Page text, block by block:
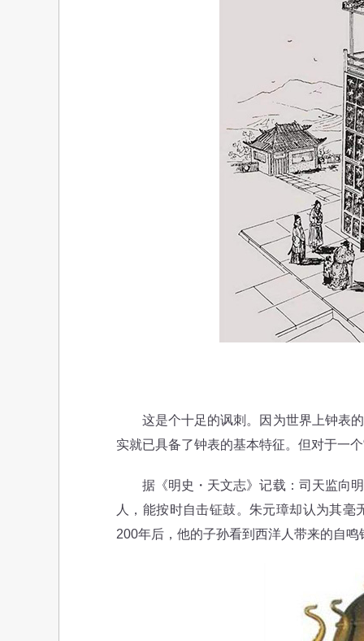
这是个十足的讽刺。因为世界上钟表的
实就已具备了钟表的基本特征。但对于一
据《明史・天文志》记载：司天监向明
人，能按时自击钲鼓。朱元璋却认为其
200年后，他的子孙看到西洋人带来的自